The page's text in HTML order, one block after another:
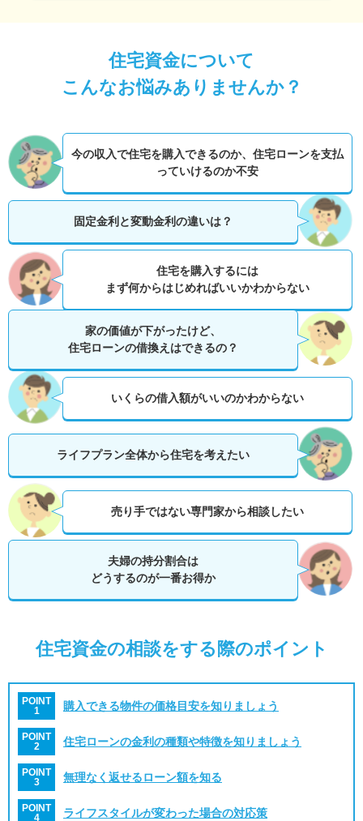
住宅資金について
こんなお悩みありませんか？
今の収入で住宅を購入できるのか、 住宅ローンを支払
っていけるのか不安
固定金利と変動金利の違いは？
住宅を購入するには
まず何からはじめればいいかわからない
家の価値が下がったけど、
住宅ローンの借換えはできるの？
いくらの借入額がいいのかわからない
ライフプラン全体から住宅を考えたい
売り手ではない専門家から相談したい
夫婦の持分割合は
どうするのが一番お得か
住宅資金の相談をする際のポイント
POINT
1
購入できる物件の価格目安を知りましょう
POINT
2
住宅ローンの金利の種類や特徴を知りましょう
POINT
3
無理なく返せるローン額を知る
POINT
4
ライフスタイルが変わった場合の対応策